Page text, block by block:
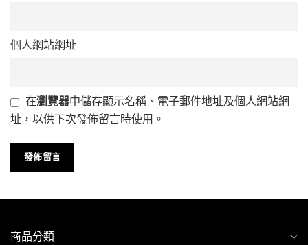
個人網站網址
在瀏覽器中儲存顯示名稱、電子郵件地址及個人網站網
址，以供下次發佈留言時使用。
商品分類